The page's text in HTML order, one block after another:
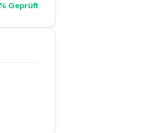
Geprüft